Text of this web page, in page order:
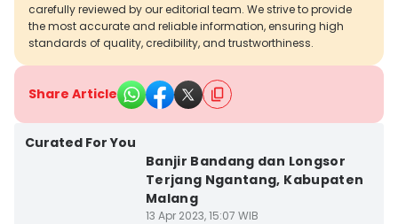
carefully reviewed by our editorial team. We strive to provide
the most accurate and reliable information, ensuring high
standards of quality, credibility, and trustworthiness.
Share Article
Curated For You
Banjir Bandang dan Longsor
Terjang Ngantang, Kabupaten
Malang
13 Apr 2023, 15:07 WIB